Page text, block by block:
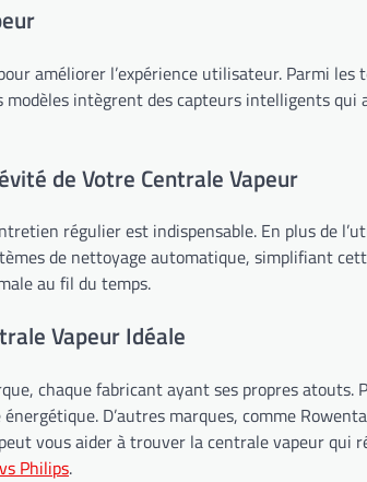
améliorer l’expérience utilisateur. Parmi
modèles intègrent des capteurs intelligents
de Votre Centrale Vapeur
régulier est indispensable. En plus de
de nettoyage automatique, simplifiant
au fil du temps.
Vapeur Idéale
chaque fabricant ayant ses propres
D’autres marques, comme
vous aider à trouver la centrale vapeur
Philips.